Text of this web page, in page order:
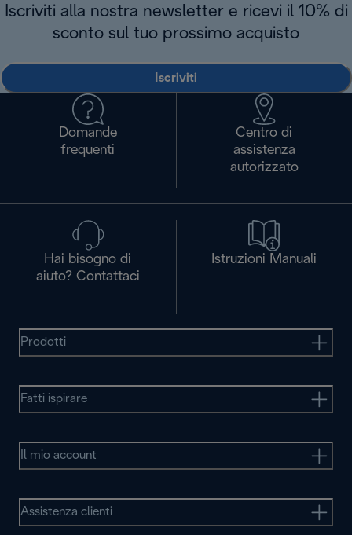
Iscriviti alla nostra newsletter e ricevi il 10% di
sconto sul tuo prossimo acquisto
Iscriviti
Domande
frequenti
Centro di
assistenza
autorizzato
Hai bisogno di
aiuto? Contattaci
Istruzioni Manuali
Prodotti
Fatti ispirare
Il mio account
Assistenza clienti